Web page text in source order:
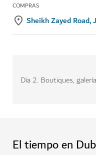
COMPRAS
Sheikh Zayed
Día 2. Boutiques,
El tiempo en